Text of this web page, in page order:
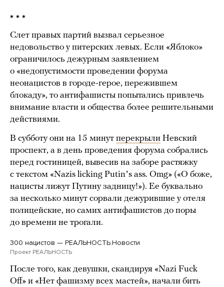
* * *
Слет правых партий вызвал серьезное
недовольство у питерских левых. Если «Яблоко»
ограничилось дежурным заявлением
о «недопустимости проведении форума
неонацистов в городе-герое, пережившем
блокаду», то антифашисты попытались привлечь
внимание власти и общества более решительными
действиями.
В субботу они на 15 минут перекрыли Невский
проспект, а в день проведения форума собрались
перед гостиницей, вывесив на заборе растяжку
с текстом «Nazis licking Putinʼs ass. Omg» («О боже,
нацисты лижут Путину задницу!»). Ее буквально
за несколько минут сорвали дежурившие у отеля
полицейские, но самих антифашистов до поры
до времени не трогали.
300 нацистов — РЕАЛЬНОСТЬ.Новости
Проект РЕАЛЬНОСТЬ
После того, как девушки, скандируя «Nazi Fuck
Off» и «Нет фашизму всех мастей», начали бить